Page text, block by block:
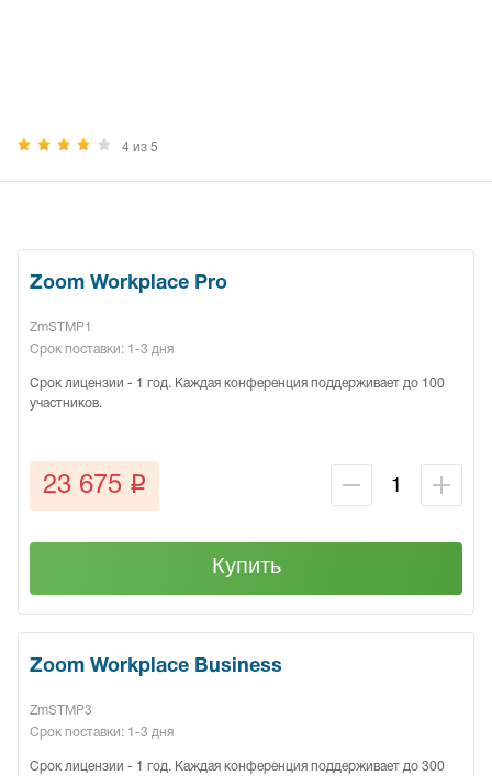
4 из 5
Zoom Workplace Pro
ZmSTMP1
Срок поставки: 1-3 дня
Срок лицензии - 1 год. Каждая конференция поддерживает до 100
участников.
23 675 q
Купить
Zoom Workplace Business
ZmSTMP3
Срок поставки: 1-3 дня
Срок лицензии - 1 год. Каждая конференция поддерживает до 300